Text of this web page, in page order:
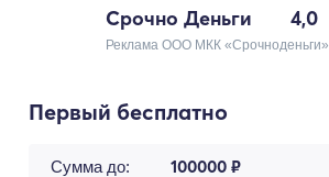
Срочно Деньги 4,0
Реклама ООО МКК «Срочноденьги»
Первый бесплатно
Сумма до: 100000 ₽